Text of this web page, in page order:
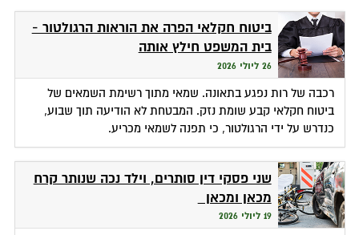
ביטוח חקלאי הפרה את הוראות הרגולטור -
בית המשפט חילץ אותה
26 ליולי 2026
רכבה של רות נפגע בתאונה. שמאי מתוך רשימת השמאים של
ביטוח חקלאי קבע שומת נזק. המבטחת לא הודיעה תוך שבוע,
כנדרש על ידי הרגולטור, כי תפנה לשמאי מכריע.
שני פסקי דין סותרים, וילד נכה שנותר קרח
מכאן ומכאן
19 ליולי 2026